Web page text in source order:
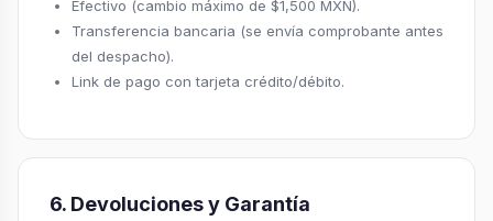
Efectivo (cambio máximo de $1,500 MXN).
Transferencia bancaria (se envía comprobante antes
del despacho).
Link de pago con tarjeta crédito/débito.
6. Devoluciones y Garantía